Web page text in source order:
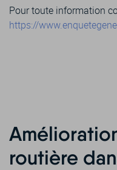
Pour toute information
https://
routière